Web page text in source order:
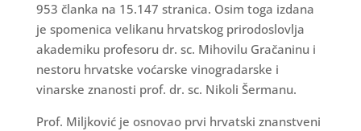
953 članka na 15.147 stranica. Osim toga izdana
je spomenica velikanu hrvatskog prirodoslovlja
akademiku profesoru dr. sc. Mihovilu Gračaninu i
nestoru hrvatske voćarske vinogradarske i
vinarske znanosti prof. dr. sc. Nikoli Šermanu.
Prof. Miljković je osnovao prvi hrvatski znanstveni